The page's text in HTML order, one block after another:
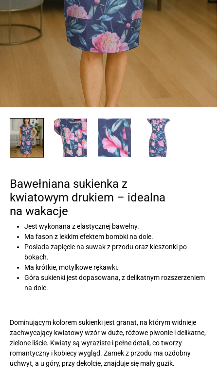
Bawełniana sukienka z
kwiatowym drukiem – idealna
na wakacje
Jest wykonana z elastycznej bawełny.
Ma fason z lekkim efektem bombki na dole.
Posiada zapięcie na suwak z przodu oraz kieszonki po
bokach.
Ma krótkie, motylkowe rękawki.
Góra sukienki jest dopasowana, z delikatnym rozszerzeniem
na dole.
Dominującym kolorem sukienki jest granat, na którym widnieje
zachwycający kwiatowy wzór w duże, różowe piwonie i delikatne,
zielone liście. Kwiaty są wyraziste i pełne detali, co tworzy
romantyczny i kobiecy wygląd. Zamek z przodu ma ozdobny
uchwyt, a u góry, przy dekolcie, znajduje się mały guzik.